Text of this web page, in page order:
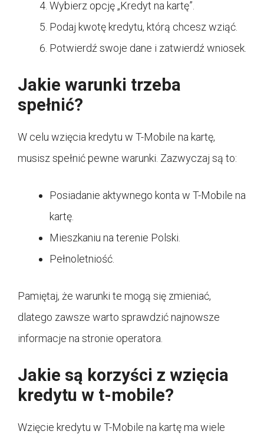
Wybierz opcję „Kredyt na kartę”.
Podaj kwotę kredytu, którą chcesz wziąć.
Potwierdź swoje dane i zatwierdź wniosek.
Jakie warunki trzeba
spełnić?
W celu wzięcia kredytu w T-Mobile na kartę,
musisz spełnić pewne warunki. Zazwyczaj są to:
Posiadanie aktywnego konta w T-Mobile na
kartę.
Mieszkaniu na terenie Polski.
Pełnoletniość.
Pamiętaj, że warunki te mogą się zmieniać,
dlatego zawsze warto sprawdzić najnowsze
informacje na stronie operatora.
Jakie są korzyści z wzięcia
kredytu w t-mobile?
Wzięcie kredytu w T-Mobile na kartę ma wiele